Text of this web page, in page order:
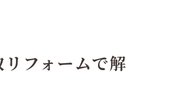
フォームで解